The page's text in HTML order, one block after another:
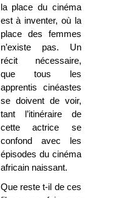
la place du cinéma
est à inventer, où la
place des femmes
n’existe pas. Un
récit nécessaire,
que tous les
apprentis cinéastes
se doivent de voir,
tant l’itinéraire de
cette actrice se
confond avec les
épisodes du cinéma
africain naissant.
Que reste t-il de ces